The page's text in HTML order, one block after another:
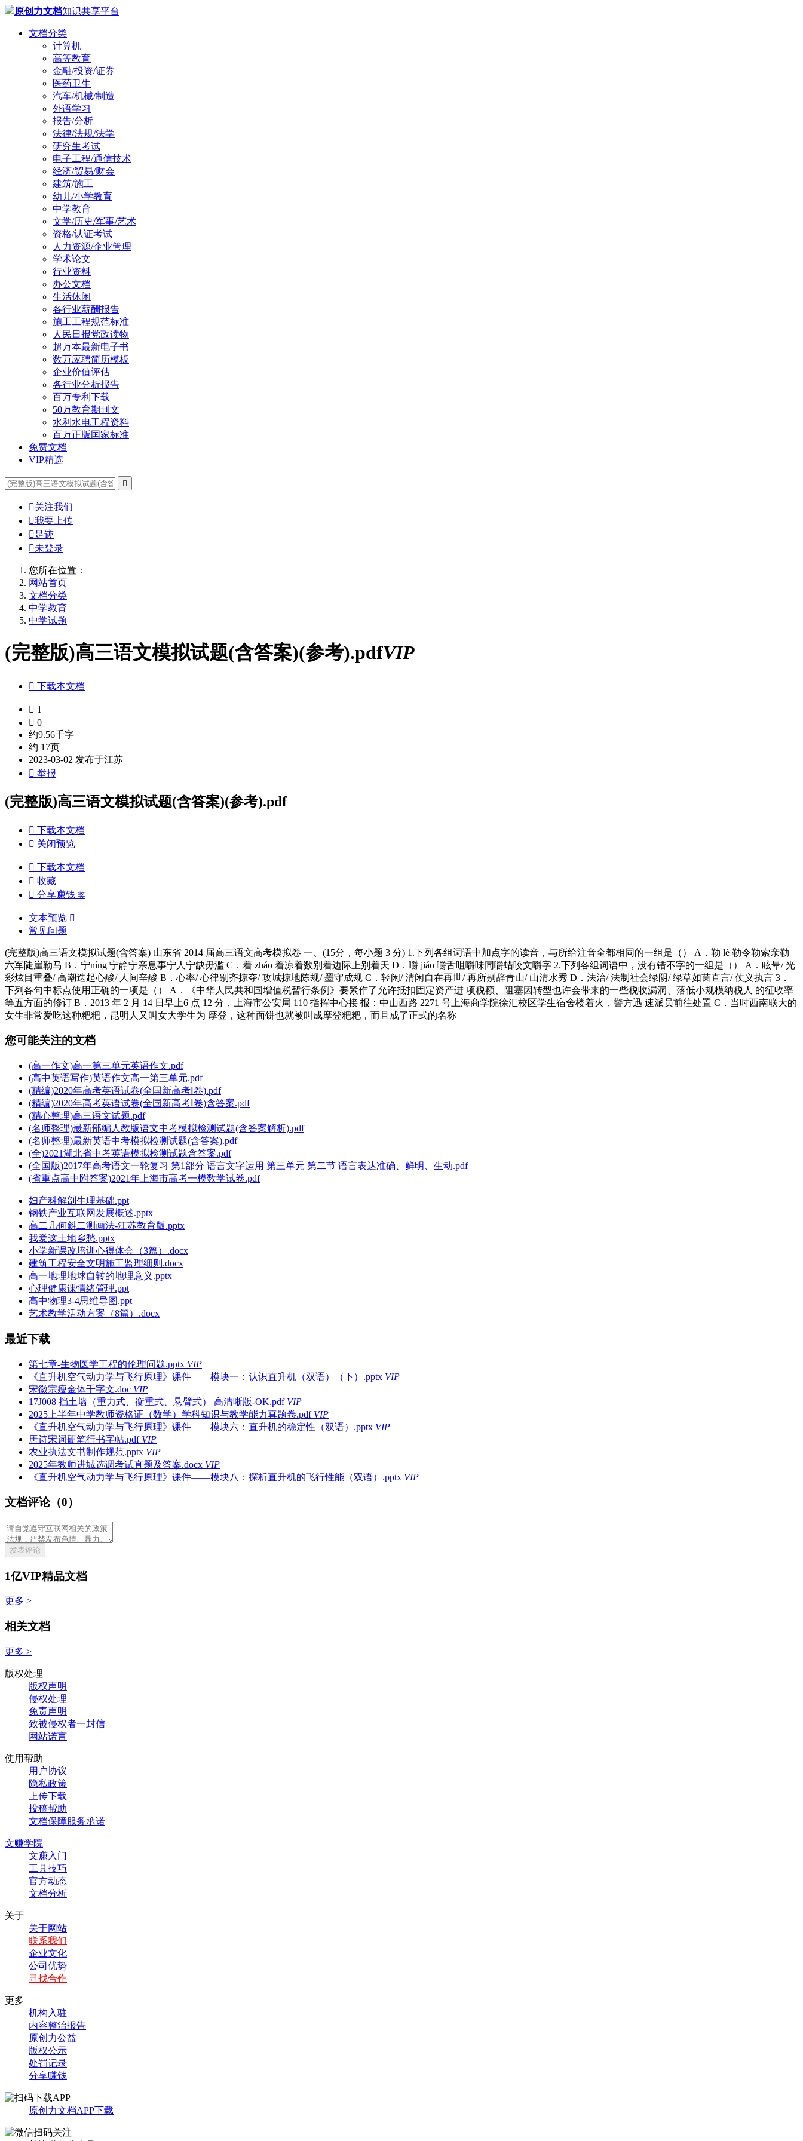
原创力文档知识共享平台
文档分类
计算机
高等教育
金融/投资/证券
医药卫生
汽车/机械/制造
外语学习
报告/分析
法律/法规/法学
研究生考试
电子工程/通信技术
经济/贸易/财会
建筑/施工
幼儿/小学教育
中学教育
文学/历史/军事/艺术
资格/认证考试
人力资源/企业管理
学术论文
行业资料
办公文档
生活休闲
各行业薪酬报告
施工工程规范标准
人民日报党政读物
超万本最新电子书
数万应聘简历模板
企业价值评估
各行业分析报告
百万专利下载
50万教育期刊文
水利水电工程资料
百万正版国家标准
免费文档
VIP精选

关注我们
我要上传
 足迹
未登录
您所在位置：
网站首页
文档分类
中学教育
中学试题
(完整版)高三语文模拟试题(含答案)(参考).pdfVIP
 下载本文档
 1
 0
约9.56千字
约 17页
2023-03-02 发布于江苏
 举报
(完整版)高三语文模拟试题(含答案)(参考).pdf
 下载本文档
 关闭预览
 下载本文档
 收藏
 分享赚钱 奖
文本预览 
常见问题
(完整版)高三语文模拟试题(含答案) 山东省 2014 届高三语文高考模拟卷 一、(15分，每小题 3 分) 1.下列各组词语中加点字的读音，与所给注音全都相同的一组是（） A．勒 lè 勒令勒索亲勒
六军陡崖勒马 B．宁níng 宁静宁亲息事宁人宁缺毋滥 C．着 zháo 着凉着数别着边际上别着天 D．嚼 jiáo 嚼舌咀嚼味同嚼蜡咬文嚼字 2.下列各组词语中，没有错不字的一组是（） A．眩晕/ 光
彩炫目重叠/ 高潮迭起心酸/ 人间辛酸 B．心率/ 心律别齐掠夺/ 攻城掠地陈规/ 墨守成规 C．轻闲/ 清闲自在再世/ 再所别辞青山/ 山清水秀 D．法治/ 法制社会绿阴/ 绿草如茵直言/ 仗义执言 3．
下列各句中标点使用正确的一项是（） A．《中华人民共和国增值税暂行条例》要紧作了允许抵扣固定资产进 项税额、阻塞因转型也许会带来的一些税收漏洞、落低小规模纳税人 的征收率
等五方面的修订 B．2013 年 2 月 14 日早上6 点 12 分，上海市公安局 110 指挥中心接 报：中山西路 2271 号上海商学院徐汇校区学生宿舍楼着火，警方迅 速派员前往处置 C．当时西南联大的
女生非常爱吃这种粑粑，昆明人又叫女大学生为 摩登，这种面饼也就被叫成摩登粑粑，而且成了正式的名称
您可能关注的文档
(高一作文)高一第三单元英语作文.pdf
(高中英语写作)英语作文高一第三单元.pdf
(精编)2020年高考英语试卷(全国新高考Ⅰ卷).pdf
(精编)2020年高考英语试卷(全国新高考Ⅰ卷)含答案.pdf
(精心整理)高三语文试题.pdf
(名师整理)最新部编人教版语文中考模拟检测试题(含答案解析).pdf
(名师整理)最新英语中考模拟检测试题(含答案).pdf
(全)2021湖北省中考英语模拟检测试题含答案.pdf
(全国版)2017年高考语文一轮复习 第1部分 语言文字运用 第三单元 第二节 语言表达准确、鲜明、生动.pdf
(省重点高中附答案)2021年上海市高考一模数学试卷.pdf
妇产科解剖生理基础.ppt
钢铁产业互联网发展概述.pptx
高二几何斜二测画法-江苏教育版.pptx
我爱这土地乡愁.pptx
小学新课改培训心得体会（3篇）.docx
建筑工程安全文明施工监理细则.docx
高一地理地球自转的地理意义.pptx
心理健康课情绪管理.ppt
高中物理3-4思维导图.ppt
艺术教学活动方案（8篇）.docx
最近下载
第七章-生物医学工程的伦理问题.pptx VIP
《直升机空气动力学与飞行原理》课件——模块一：认识直升机（双语）（下）.pptx VIP
宋徽宗瘦金体千字文.doc VIP
17J008 挡土墙（重力式、衡重式、悬臂式） 高清晰版-OK.pdf VIP
2025上半年中学教师资格证（数学）学科知识与教学能力真题卷.pdf VIP
《直升机空气动力学与飞行原理》课件——模块六：直升机的稳定性（双语）.pptx VIP
唐诗宋词硬笔行书字帖.pdf VIP
农业执法文书制作规范.pptx VIP
2025年教师进城选调考试真题及答案.docx VIP
《直升机空气动力学与飞行原理》课件——模块八：探析直升机的飞行性能（双语）.pptx VIP
文档评论（0）
发表评论
1亿VIP精品文档
更多 >
相关文档
更多 >
版权处理
版权声明
侵权处理
免责声明
致被侵权者一封信
网站诺言
使用帮助
用户协议
隐私政策
上传下载
投稿帮助
文档保障服务承诺
文赚学院
文赚入门
工具技巧
官方动态
文档分析
关于
关于网站
联系我们
企业文化
公司优势
寻找合作
更多
机构入驻
内容整治报告
原创力公益
版权公示
处罚记录
分享赚钱
原创力文档APP下载